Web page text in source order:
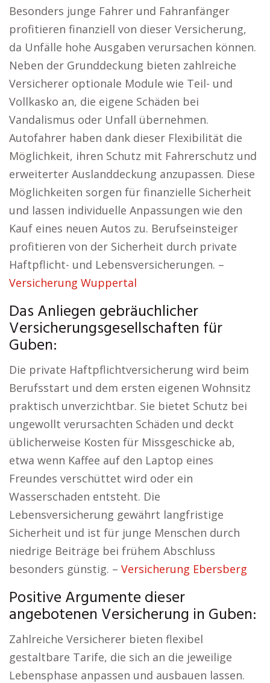
Besonders junge Fahrer und Fahranfänger
profitieren finanziell von dieser Versicherung,
da Unfälle hohe Ausgaben verursachen können.
Neben der Grunddeckung bieten zahlreiche
Versicherer optionale Module wie Teil- und
Vollkasko an, die eigene Schäden bei
Vandalismus oder Unfall übernehmen.
Autofahrer haben dank dieser Flexibilität die
Möglichkeit, ihren Schutz mit Fahrerschutz und
erweiterter Auslanddeckung anzupassen. Diese
Möglichkeiten sorgen für finanzielle Sicherheit
und lassen individuelle Anpassungen wie den
Kauf eines neuen Autos zu. Berufseinsteiger
profitieren von der Sicherheit durch private
Haftpflicht- und Lebensversicherungen. –
Versicherung Wuppertal
Das Anliegen gebräuchlicher
Versicherungsgesellschaften für
Guben:
Die private Haftpflichtversicherung wird beim
Berufsstart und dem ersten eigenen Wohnsitz
praktisch unverzichtbar. Sie bietet Schutz bei
ungewollt verursachten Schäden und deckt
üblicherweise Kosten für Missgeschicke ab,
etwa wenn Kaffee auf den Laptop eines
Freundes verschüttet wird oder ein
Wasserschaden entsteht. Die
Lebensversicherung gewährt langfristige
Sicherheit und ist für junge Menschen durch
niedrige Beiträge bei frühem Abschluss
besonders günstig. – Versicherung Ebersberg
Positive Argumente dieser
angebotenen Versicherung in Guben:
Zahlreiche Versicherer bieten flexibel
gestaltbare Tarife, die sich an die jeweilige
Lebensphase anpassen und ausbauen lassen.